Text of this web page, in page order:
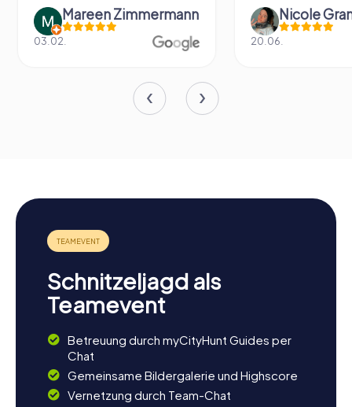
Nicole Grandt
20.06.
Fabian
14.06.
Schnitzeljagd als
Teamevent
Betreuung durch myCityHunt Guides per
Chat
Gemeinsame Bildergalerie und Highscore
Vernetzung durch Team-Chat